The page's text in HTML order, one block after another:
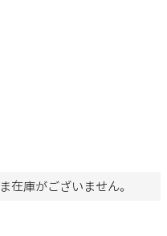
在庫がございません。